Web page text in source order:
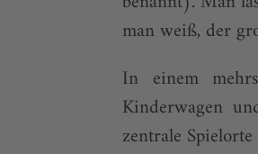
man weiß, der
In einem
Kinderwagen
zentrale